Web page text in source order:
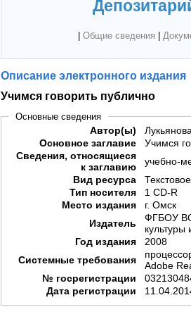
Общие сведения
Описание электронного издания
Учимся говорить публично
Основные сведения
Автор(ы)
Основное заглавие
Учимся
Сведения, относящиеся
к заглавию
учебно-
Вид ресурса
Тип носителя
1 CD-R
Место издания
г. Омск
Издатель
ФГБОУ ВО
культуры
Год издания
2008
Системные требования
Adobe
№ госрегистрации
Дата регистрации